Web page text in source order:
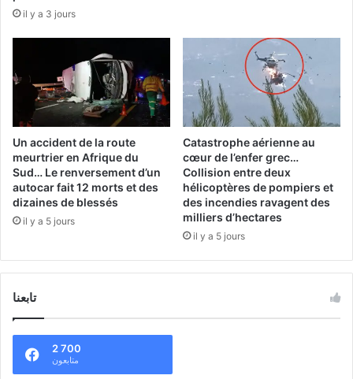
il y a 3 jours
Un accident de la route
meurtrier en Afrique du
Sud… Le renversement d’un
autocar fait 12 morts et des
dizaines de blessés
il y a 5 jours
Catastrophe aérienne au
cœur de l’enfer grec…
Collision entre deux
hélicoptères de pompiers et
des incendies ravagent des
milliers d’hectares
il y a 5 jours
تابعنا
2 700
متابعون